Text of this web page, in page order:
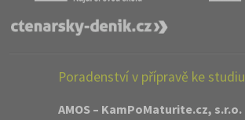
Poradenství v přípravě ke studiu
AMOS – KamPoMaturite.cz, s.r.o.